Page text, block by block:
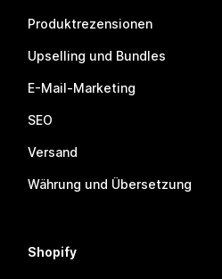
Produktrezensionen
Upselling und Bundles
E-Mail-Marketing
SEO
Versand
Währung und Übersetzung
Shopify